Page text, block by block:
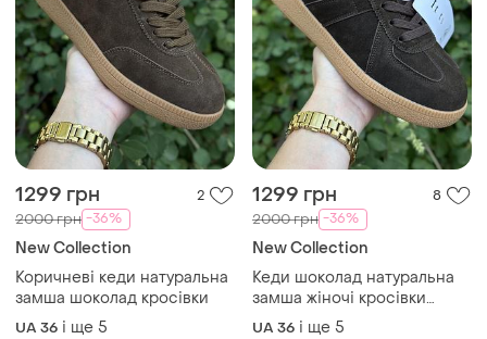
1299 грн 2
2000 грн -36%
New Collection
Коричневі кеди натуральна
замша шоколад кросівки
UA 36 і ще 5
1299 грн 8
2000 грн -36%
New Collection
Кеди шоколад натуральна
замша жіночі кросівки
класичні
UA 36 і ще 5